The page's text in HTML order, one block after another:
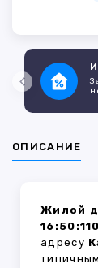
ОПИСАНИЕ
Жилой
адресу